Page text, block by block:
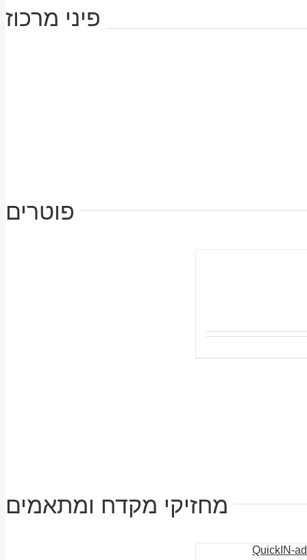
פיני מרכוז
פוטרים
מחזיקי מקדח ומתאמים